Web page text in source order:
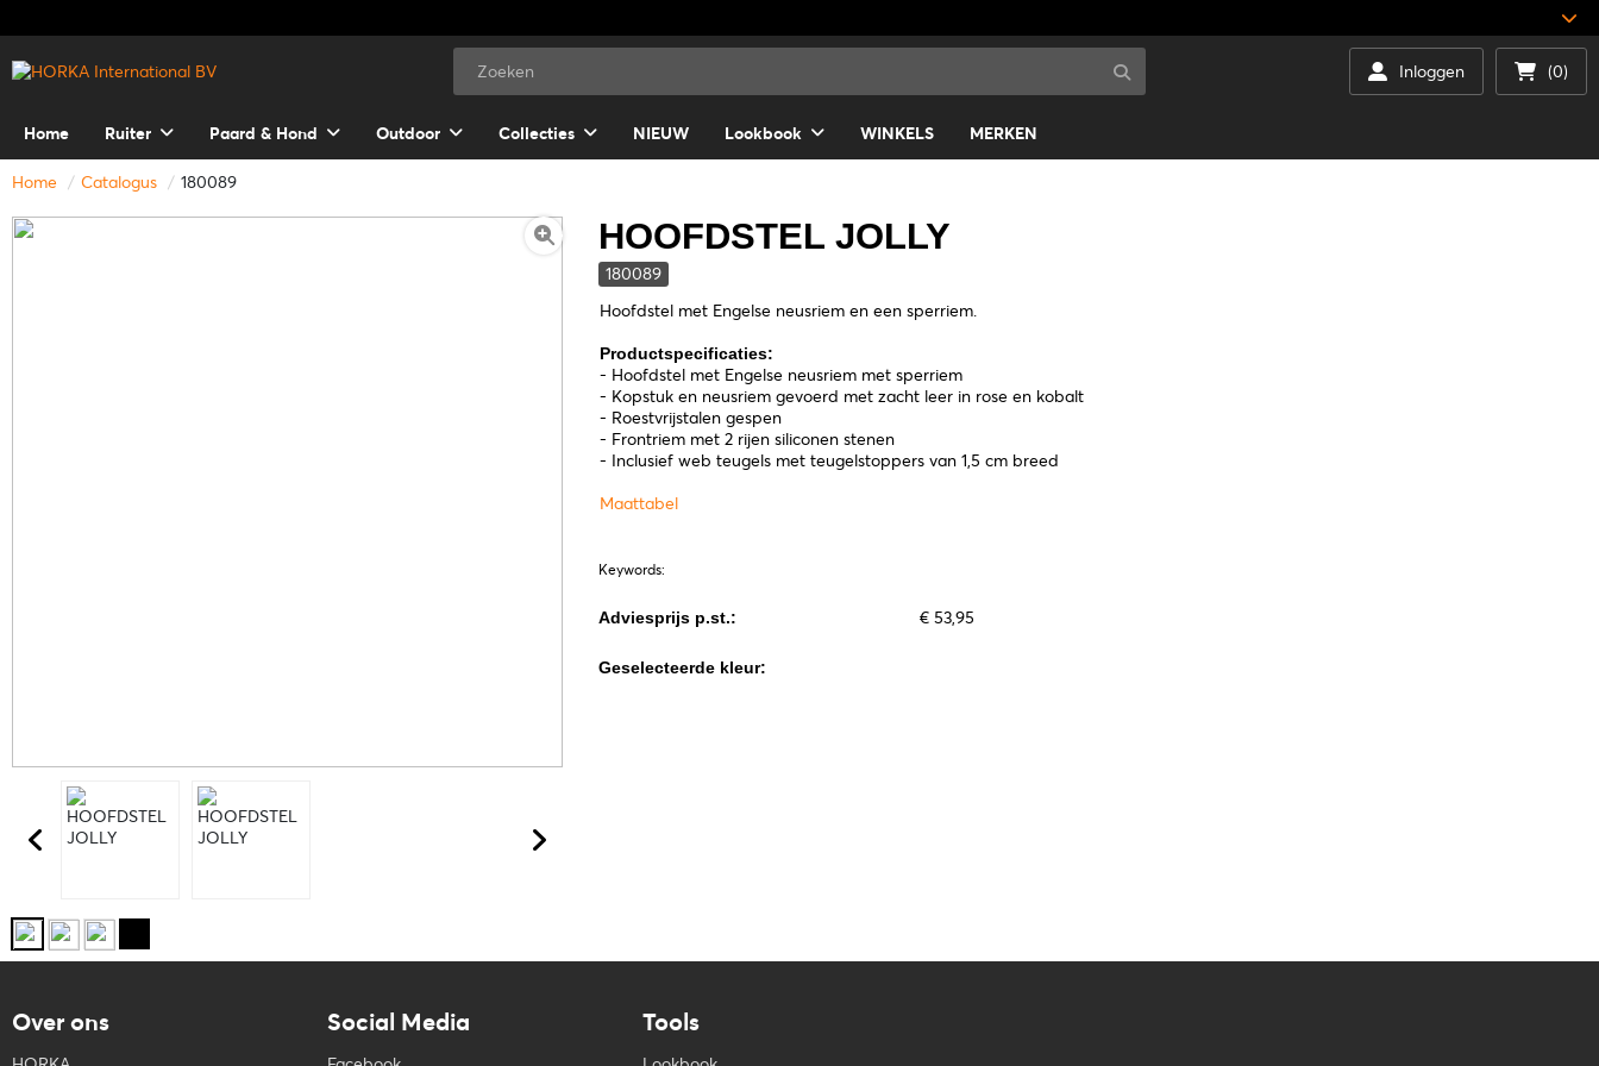
Inloggen (0)
Home Ruiter Paard & Hond Outdoor Collecties NIEUW Lookbook WINKELS MERKEN
Home Catalogus 180089
HOOFDSTEL JOLLY
180089
Hoofdstel met Engelse neusriem en een sperriem.
Productspecificaties:
- Hoofdstel met Engelse neusriem met sperriem
- Kopstuk en neusriem gevoerd met zacht leer in rose en kobalt
- Roestvrijstalen gespen
- Frontriem met 2 rijen siliconen stenen
- Inclusief web teugels met teugelstoppers van 1,5 cm breed
Maattabel
Keywords:
Adviesprijs p.st.: € 53,95
Geselecteerde kleur:
Over ons Social Media Tools